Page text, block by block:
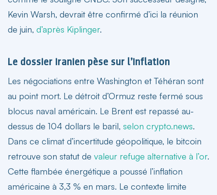
Kevin Warsh, devrait être confirmé d’ici la réunion
de juin, d’après Kiplinger.
Le dossier iranien pèse sur l’inflation
Les négociations entre Washington et Téhéran sont
au point mort. Le détroit d’Ormuz reste fermé sous
blocus naval américain. Le Brent est repassé au-
dessus de 104 dollars le baril, selon crypto.news.
Dans ce climat d’incertitude géopolitique, le bitcoin
retrouve son statut de valeur refuge alternative à l’or.
Cette flambée énergétique a poussé l’inflation
américaine à 3,3 % en mars. Le contexte limite